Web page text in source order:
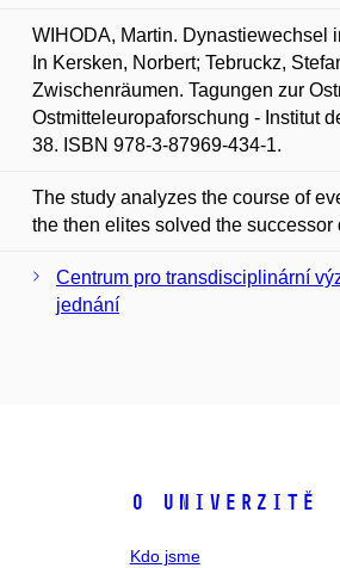
WIHODA, Martin. Dynastiewechsel
In Kersken, Norbert; Tebruckz,
Zwischenräumen. Tagungen zur
Ostmitteleuropaforschung - Institut
38. ISBN 978-3-87969-434-1.
The study analyzes the course of
the then elites solved the successor
Centrum pro transdisciplinární
jednání
O univerzitě
Kdo jsme